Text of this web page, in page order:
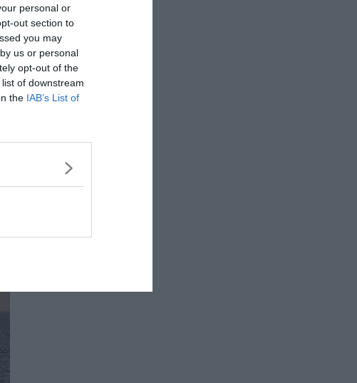
personal or
out section to
you may
us or personal
opt-out of the
of downstream
the IAB’s List of